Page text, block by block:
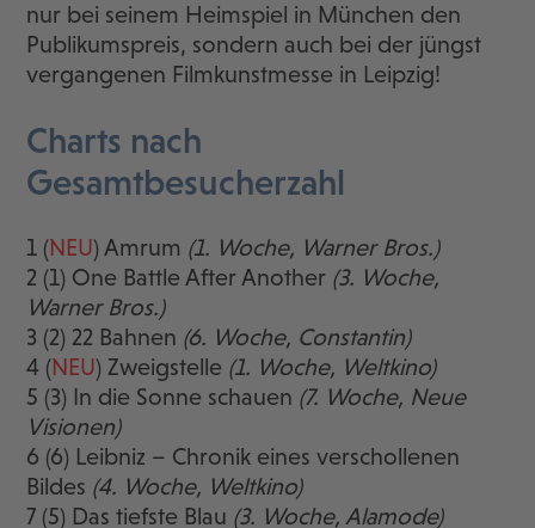
nur bei seinem Heimspiel in München den
Publikumspreis, sondern auch bei der jüngst
vergangenen Filmkunstmesse in Leipzig!
Charts nach
Gesamtbesucherzahl
1 (NEU) Amrum (1. Woche, Warner Bros.)
2 (1) One Battle After Another (3. Woche,
Warner Bros.)
3 (2) 22 Bahnen (6. Woche, Constantin)
4 (NEU) Zweigstelle (1. Woche, Weltkino)
5 (3) In die Sonne schauen (7. Woche, Neue
Visionen)
6 (6) Leibniz – Chronik eines verschollenen
Bildes (4. Woche, Weltkino)
7 (5) Das tiefste Blau (3. Woche, Alamode)